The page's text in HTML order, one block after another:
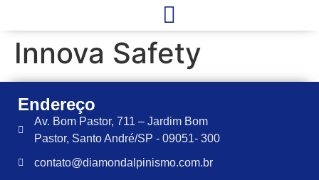
Innova Safety
Endereço
Av. Bom Pastor, 711 – Jardim Bom
Pastor, Santo André/SP - 09051- 300
contato@diamondalpinismo.com.br